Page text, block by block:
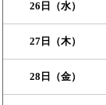
26日（水）
27日（木）
28日（金）